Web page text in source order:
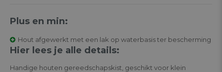
Plus en min:
Hout afgewerkt met een lak op waterbasis ter bescherming
Hier lees je alle details:
Handige houten gereedschapskist, geschikt voor klein